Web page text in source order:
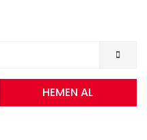
HEMEN AL